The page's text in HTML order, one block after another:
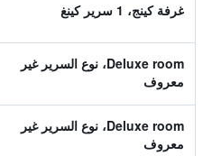
غرفة كينج، 1 سرير كينغ
Deluxe room، نوع السرير غير
معروف
Deluxe room، نوع السرير غير
معروف